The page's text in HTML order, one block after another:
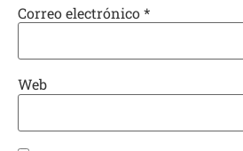
Correo electrónico*
Web